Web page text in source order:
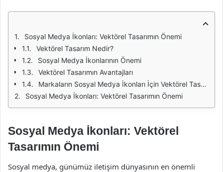
Sosyal Medya İkonları: Vektörel Tasarımın Önemi
Vektörel Tasarım Nedir?
Sosyal Medya İkonlarının Önemi
Vektörel Tasarımın Avantajları
Markaların Sosyal Medya İkonları İçin Vektörel Tasarım Kullanma Stratejileri
Sosyal Medya İkonları: Vektörel Tasarımın Önemi
Sosyal Medya İkonları: Vektörel
Tasarımın Önemi
Sosyal medya, günümüz iletişim dünyasının en önemli